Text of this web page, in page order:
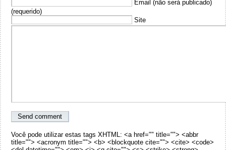
Email (não será publicado)
(requerido)
Site
Você pode utilizar estas tags XHTML: <a href="" title=""> <abbr
title=""> <acronym title=""> <b> <blockquote cite=""> <cite> <code>